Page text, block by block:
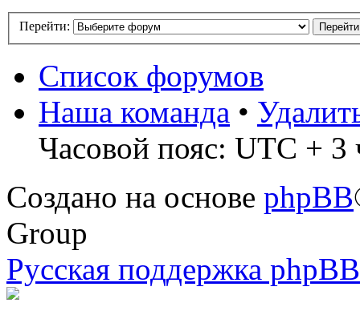
Перейти:
Список форумов
Наша команда •
Часовой пояс: UTC + 3
Создано на основе phpBB
Group
Русская поддержка phpBB